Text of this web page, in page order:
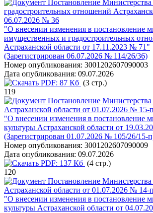
Постановление
градостроительных отношений
06.07.2026 № 36
"О внесении изменения в постановление
имущественных и градостроительных
Астраханской области от 17.11.2023 № 71"
(Зарегистрирован 06.07.2026 № 114/26/36)
Номер опубликования: 3001202607090003
Дата опубликования: 09.07.2026
PDF: 87 Кб (3 стр.)
119
Постановление Министерства
Астраханской области от 01.07.2026 № 15-п
"О внесении изменения в постановление
культуры Астраханской области от
(Зарегистрирован 01.07.2026 № 105/26/15-
Номер опубликования: 3001202607090009
Дата опубликования: 09.07.2026
PDF: 137 Кб (4 стр.)
120
Постановление Министерства
Астраханской области от 01.07.2026 № 14-п
"О внесении изменения в постановление
культуры Астраханской области от